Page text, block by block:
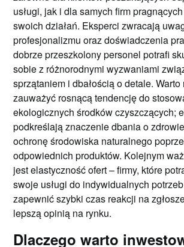
usługi, jak i dla samych firm
swoich działań. Eksperci zwracają
profesjonalizmu oraz doświadczenia
dobrze przeszkolony personel potrafi
sobie z różnorodnymi wyzwaniami
sprzątaniem i dbałością o detale.
zauważyć rosnącą tendencję do
ekologicznych środków czyszczących;
podkreślają znaczenie dbania o
ochronę środowiska naturalnego
odpowiednich produktów. Kolejnym
jest elastyczność ofert – firmy, które
swoje usługi do indywidualnych
zapewnić szybki czas reakcji na
lepszą opinią na rynku.
Dlaczego warto